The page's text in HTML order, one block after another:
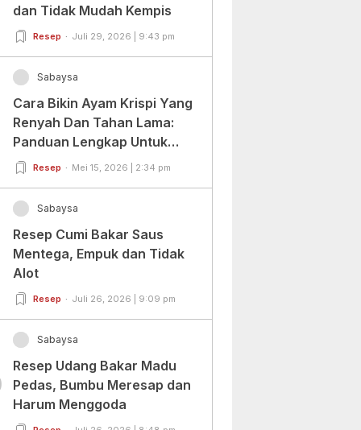
dan Tidak Mudah Kempis
Resep Juli 29, 2026 | 9:43 pm
Sabaysa
Cara Bikin Ayam Krispi Yang
Renyah Dan Tahan Lama:
Panduan Lengkap Untuk
Pemula Dan Profesional
Resep Mei 15, 2026 | 2:34 pm
Sabaysa
Resep Cumi Bakar Saus
Mentega, Empuk dan Tidak
Alot
Resep Juli 26, 2026 | 9:09 pm
Sabaysa
Resep Udang Bakar Madu
Pedas, Bumbu Meresap dan
Harum Menggoda